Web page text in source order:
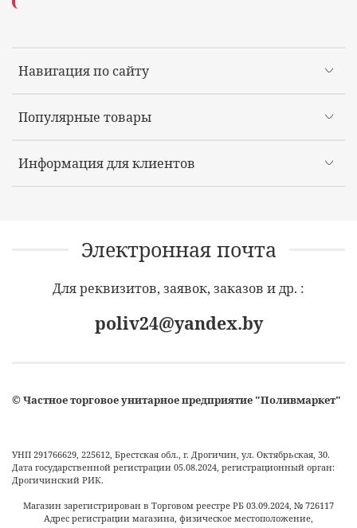
Навигация по сайту
Популярные товары
Информация для клиентов
Электронная почта
Для реквизитов, заявок, заказов и др. :
poliv24@yandex.by
©Частное торговое унитарное предприятие "Поливмаркет"
УНП 291766629, 225612, Брестская обл., г. Дрогичин, ул. Октябрьская, 30.
Дата государственной регистрации 05.08.2024, регистрационный орган:
Дрогичинский РИК.
Магазин зарегистрирован в Торговом реестре РБ 03.09.2024, № 726117
Адрес регистрации магазина, физическое местоположение,